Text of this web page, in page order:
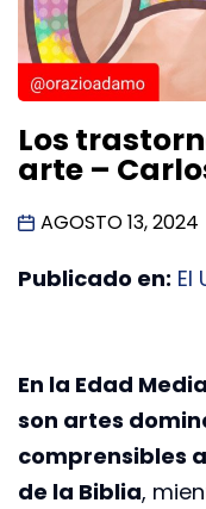
Los
arte –
AGOSTO 13, 2024
Publicado en: El
En la Edad
son artes
comprensibles
de la Biblia,